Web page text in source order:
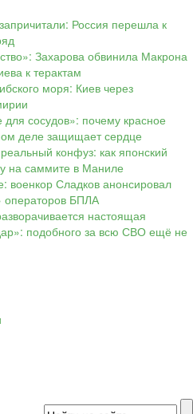
Россия перешла к
Захарова обвинила Макрона
к терактам
моря: Киев через
сосудов»: почему красное
деле защищает сердце
конфуз: как японский
на саммите в Маниле
военкор Сладков анонсировал
операторов БПЛА
настоящая
подобного за всю СВО ещё не